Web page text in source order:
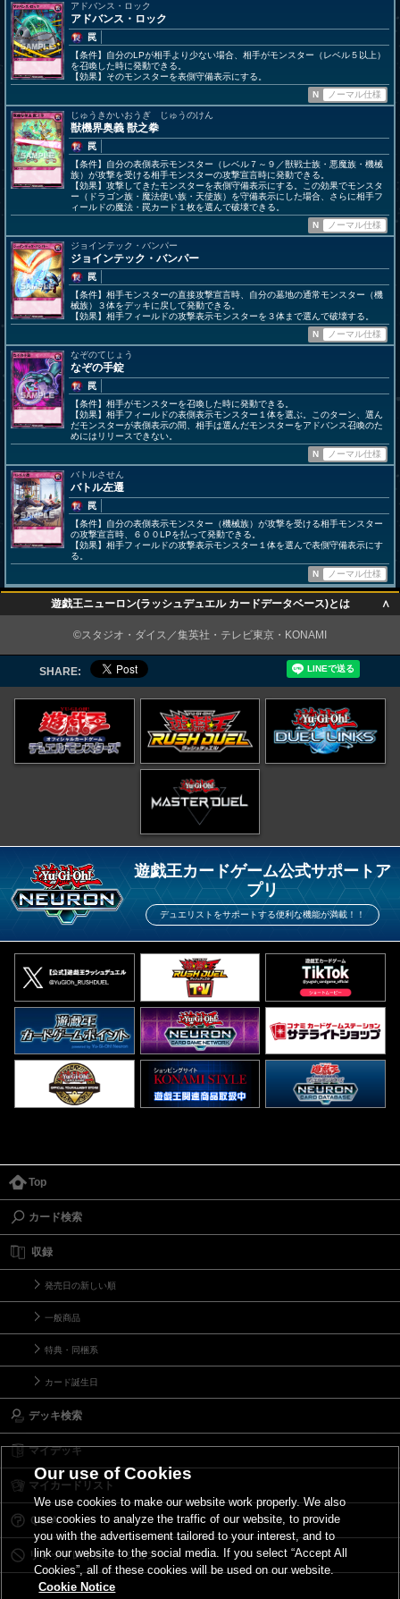
アドバンス・ロック
アドバンス・ロック
罠
【条件】自分のLPが相手より少ない場合、相手がモンスター（レベル５以上）
を召喚した時に発動できる。
【効果】そのモンスターを表側守備表示にする。
N
ノーマル仕様
じゅうきかいおうぎ じゅうのけん
獣機界奥義 獣之拳
罠
【条件】自分の表側表示モンスター（レベル７～９／獣戦士族・悪魔族・機械
族）が攻撃を受ける相手モンスターの攻撃宣言時に発動できる。
【効果】攻撃してきたモンスターを表側守備表示にする。この効果でモンスタ
ー（ドラゴン族・魔法使い族・天使族）を守備表示にした場合、さらに相手フ
ィールドの魔法・罠カード１枚を選んで破壊できる。
N
ノーマル仕様
ジョインテック・バンパー
ジョインテック・バンパー
罠
【条件】相手モンスターの直接攻撃宣言時、自分の墓地の通常モンスター（機
械族）３体をデッキに戻して発動できる。
【効果】相手フィールドの攻撃表示モンスターを３体まで選んで破壊する。
N
ノーマル仕様
なぞのてじょう
なぞの手錠
罠
【条件】相手がモンスターを召喚した時に発動できる。
【効果】相手フィールドの表側表示モンスター１体を選ぶ。このターン、選ん
だモンスターが表側表示の間、相手は選んだモンスターをアドバンス召喚のた
めにはリリースできない。
N
ノーマル仕様
バトルさせん
バトル左遷
罠
【条件】自分の表側表示モンスター（機械族）が攻撃を受ける相手モンスター
の攻撃宣言時、６００LPを払って発動できる。
【効果】相手フィールドの攻撃表示モンスター１体を選んで表側守備表示にす
る。
N
ノーマル仕様
遊戯王ニューロン(ラッシュデュエル カードデータベース)とは ∧
©スタジオ・ダイス／集英社・テレビ東京・KONAMI
SHARE:
遊戯王カードゲーム公式サポートア
プリ
デュエリストをサポートする便利な機能が満載！！
Top
カード検索
収録
発売日の新しい順
一般商品
特典・同梱系
カード誕生日
デッキ検索
マイデッキ
マイカードリスト
Ｑ＆Ａ
リミットレギュレーション
Our use of Cookies
We use cookies to make our website work properly. We also
use cookies to analyze the traffic of our website, to provide
you with the advertisement tailored to your interest, and to
link our website to the social media. If you select “Accept All
Cookies”, all of these cookies will be used on our website.
Cookie Notice